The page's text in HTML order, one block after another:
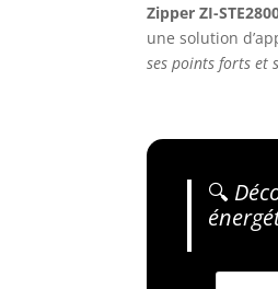
Zipper ZI-
une solution
ses points forts et
🔍